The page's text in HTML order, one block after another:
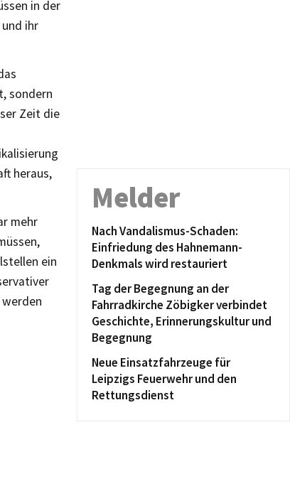
in der
ihr
sondern
Zeit die
heraus,
mehr
ein
Melder
Nach Vandalismus-Schaden:
Einfriedung des Hahnemann-
Denkmals wird restauriert
Tag der Begegnung an der
Fahrradkirche Zöbigker verbindet
Geschichte, Erinnerungskultur und
Begegnung
Neue Einsatzfahrzeuge für
Leipzigs Feuerwehr und den
Rettungsdienst